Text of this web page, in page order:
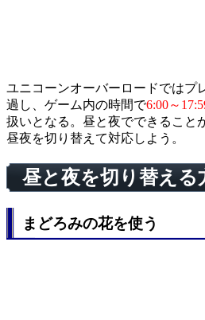
ユニコーンオーバーロードではプ
過し、ゲーム内の時間で6:00～
扱いとなる。昼と夜でできること
昼夜を切り替えて対応しよう。
昼と夜を切り替える
まどろみの花を使う